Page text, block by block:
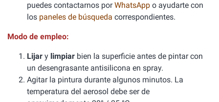
puedes contactarnos porWhatsApp o ayudarte con
los paneles de búsqueda correspondientes.
Modo de empleo:
Lijar y limpiar bien la superficie antes de pintar con
un desengrasante antisilicona en spray.
Agitar la pintura durante algunos minutos. La
temperatura del aerosol debe ser de